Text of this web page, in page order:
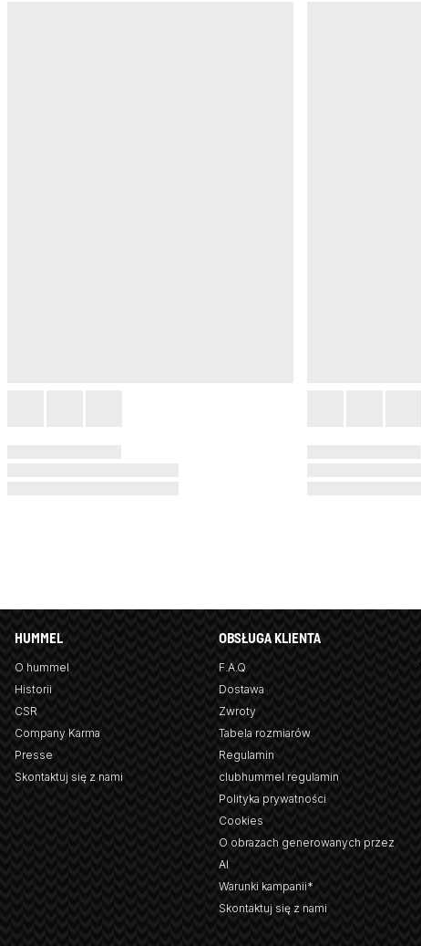
HUMMEL
O hummel
Historii
CSR
Company Karma
Presse
Skontaktuj się z nami
OBSŁUGA KLIENTA
F.A.Q
Dostawa
Zwroty
Tabela rozmiarów
Regulamin
clubhummel regulamin
Polityka prywatności
Cookies
O obrazach generowanych przez
AI
Warunki kampanii*
Skontaktuj się z nami